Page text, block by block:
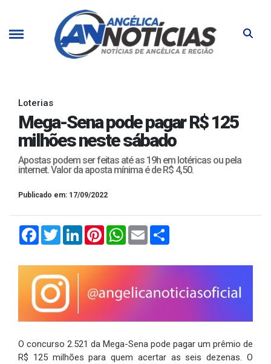
Loterias
Mega-Sena pode pagar R$ 125
milhões neste sábado
Apostas podem ser feitas até as 19h em lotéricas ou pela
internet. Valor da aposta mínima é de R$ 4,50.
Publicado em: 17/09/2022
FacebookTwitterLinkedInPinterestWhatsApp
Email
O concurso 2.521 da Mega-Sena pode pagar um prêmio de
R$ 125 milhões para quem acertar as seis dezenas. O